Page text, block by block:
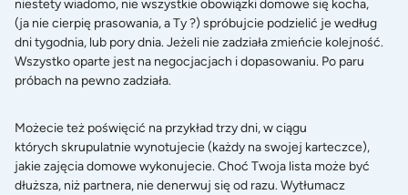
niestety wiadomo, nie wszystkie obowiązki domowe się kocha,
(ja nie cierpię prasowania, a Ty ?) spróbujcie podzielić je według
dni tygodnia, lub pory dnia. Jeżeli nie zadziała zmieńcie kolejność.
Wszystko oparte jest na negocjacjach i dopasowaniu. Po paru
próbach na pewno zadziała.
Możecie też poświęcić na przykład trzy dni, w ciągu
których skrupulatnie wynotujecie (każdy na swojej karteczce),
jakie zajęcia domowe wykonujecie. Choć Twoja lista może być
dłuższa, niż partnera, nie denerwuj się od razu. Wytłumacz